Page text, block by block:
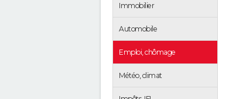
Immobilier
Automobile
Emploi, chômage
Météo, climat